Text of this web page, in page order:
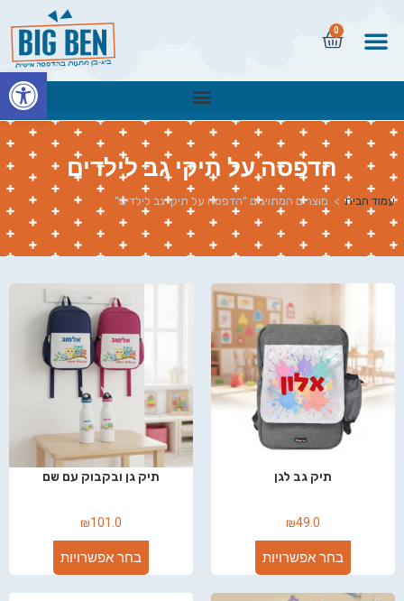
0
הדפסה על תיקי גב לילדים
עמוד הבית > מוצרים המתויגים “הדפסה על תיקי גב לילדים”
תיק גב לגן
₪49.0
בחר אפשרויות
תיק גן ובקבוק עם שם
₪101.0
בחר אפשרויות